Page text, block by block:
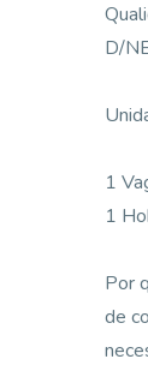
D/
1
1
Por
de